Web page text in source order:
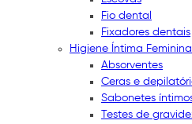
Fio dental
Fixadores dentais
Higiene Íntima Feminina
Absorventes
Ceras e
Sabonetes
Testes de